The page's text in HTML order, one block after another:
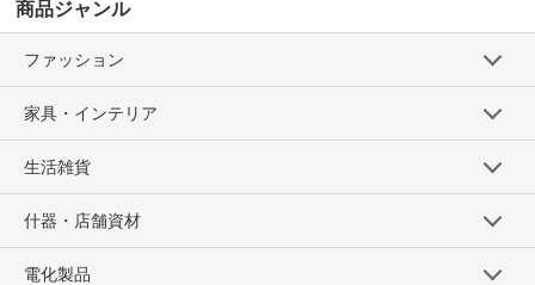
商品ジャンル
ファッション
家具・インテリア
生活雑貨
什器・店舗資材
電化製品